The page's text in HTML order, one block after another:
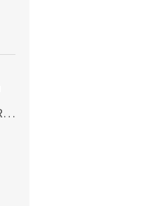
INTEX Krycí bazénová plachta Round 305cm 28030